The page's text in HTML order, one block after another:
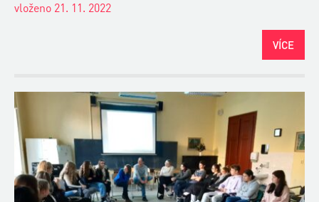
vloženo 21. 11. 2022
VÍCE